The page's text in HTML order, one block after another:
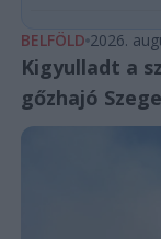
BELFÖLD 2026.
Kigyulladt a
gőzhajó